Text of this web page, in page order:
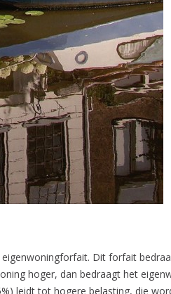
Dit forfait
hoger, dan bedraagt het
leidt tot hogere belasting, die